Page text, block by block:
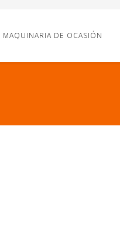
MAQUINARIA DE OCASIÓN